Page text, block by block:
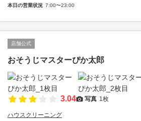
本日の営業状況 7:00〜23:00
店舗公式
おそうじマスターぴか太郎
3.04 写真 1枚
ハウスクリーニング